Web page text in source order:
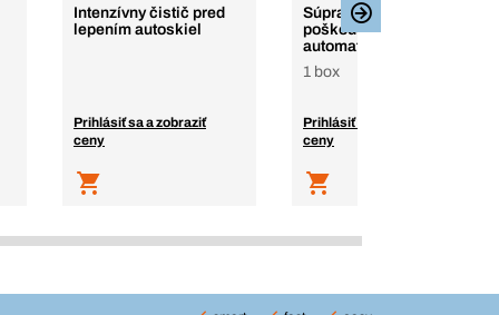
Intenzívny čistič pred
lepením autoskiel
Prihlásiť sa a zobraziť
ceny
Súprava na opravu
poškodení autoskiel,
automatická
1 box
Prihlásiť sa a zobraziť
ceny